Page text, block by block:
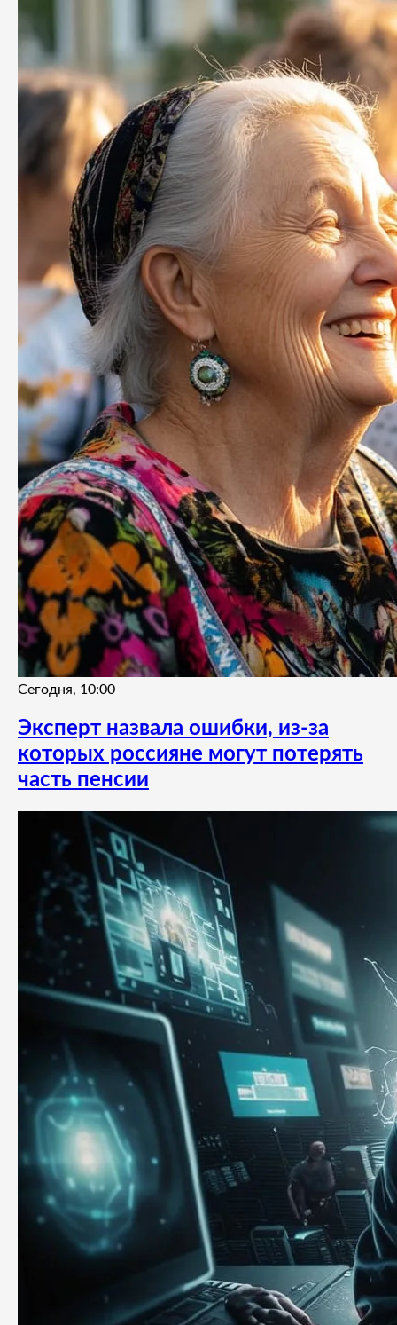
Сегодня, 10:00
Эксперт назвала ошибки, из-за
которых россияне могут потерять
часть пенсии